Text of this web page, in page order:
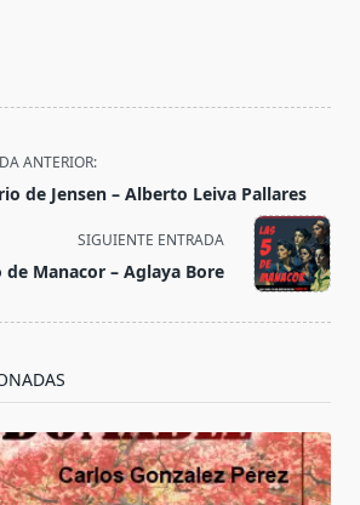
ANTERIOR:
de Jensen – Alberto Leiva Pallares
SIGUIENTE ENTRADA
de Manacor – Aglaya Bore